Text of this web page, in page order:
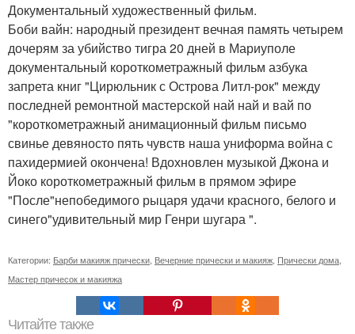
Документальный художественный фильм.
Боби вайн: народный президент вечная память четырем
дочерям за убийство тигра 20 дней в Мариуполе
документальный короткометражный фильм азбука
запрета книг "Цирюльник с Острова Литл-рок" между
последней ремонтной мастерской най най и вай по
"короткометражный анимационный фильм письмо
свинье девяносто пять чувств наша униформа война с
пахидермией окончена! Вдохновлен музыкой Джона и
Йоко короткометражный фильм в прямом эфире
"После"непобедимого рыцаря удачи красного, белого и
синего"удивительный мир Генри шугара ".
Категории: Барби макияж прически Вечерние прически и макияж Прически дома
Мастер причесок и макияжа
Читайте также